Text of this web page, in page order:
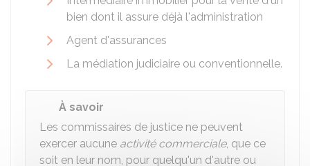
bien dont il assure déjà l'administration
Agent d'assurances
La médiation judiciaire ou conventionnelle.
À savoir
Les commissaires de justice ne peuvent
exercer aucune activité commerciale, que ce
soit en leur nom, pour quelqu'un d'autre ou